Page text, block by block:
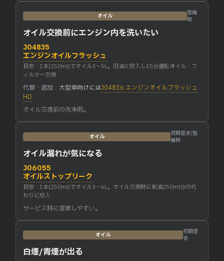
オイル
整備
時
オイル交換前にエンジン内を洗いたい
J04835
エンジンオイルフラッシュ
目安：1本(250ml)でオイル3〜5L。旧油に投入し15分運転→オイル・フ
ィルター交換
代替・追加： 大型車向けにはJ04836 エンジンオイルフラッシュ
HD
オイル交換前の洗浄用。
オイル
初期症状/整
備時
オイル漏れが気になる
J06055
オイルストップリーク
目安：1本(250ml)でオイル3〜6L。オイル交換時に新油250ml分の代
わりに投入
サービス時に提案しやすい。
オイル
初期症
状
白煙/青煙が出る